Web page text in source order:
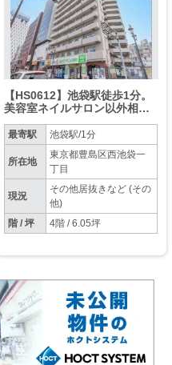
【HS0612】池袋駅徒歩1分。
美容室ネイルサロン以外相
最寄駅 池袋駅/1分
所在地
東京都豊島区西池袋一
丁目
現況
その他居抜きなど (その
他)
階 / 坪
4階 / 6.05坪